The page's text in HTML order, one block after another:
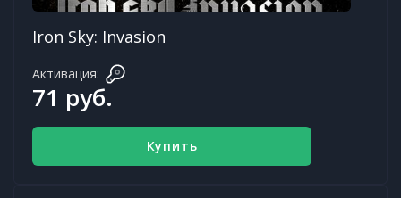
Iron Sky: Invasion
Активация:
71 руб.
Купить